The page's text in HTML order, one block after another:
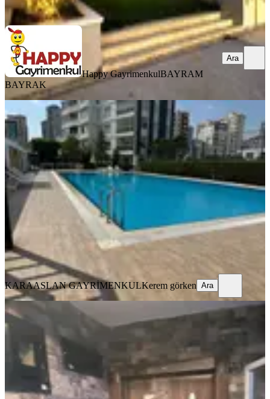
Ara
Happy GayrimenkulBAYRAM
BAYRAK
Ara
Havuzlu Güvenlikli Sitede Çok Geniş
Ömer Bayram Yapımı 1+1 Satılık
Daire
Seyhan, Gürselpaşa Mahallesi
1+1
60 m² 07.08.2026
4.750.000 ₺
KARAASLAN GAYRİMENKULKerem görken
Ara
KARAASLAN GAYRİMENKULKerem görken Ara
YENİ
Sattılık Mavibulvarda Şehitler
Parkında Kafa Daire 1ci Sınıf
Mazeme Lüx Daire
Seyhan, Yeşilyurt Mahallesi
3+1· 185 m² ·8. Kat ·07.08.2026